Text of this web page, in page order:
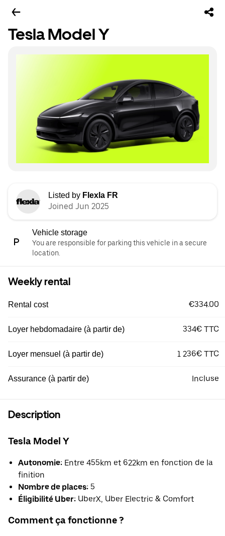
Tesla Model Y
Listed by Flexla FR
Joined Jun 2025
Vehicle storage
You are responsible for parking this vehicle in a secure
location.
Weekly rental
Rental cost €334.00
Loyer hebdomadaire (à partir de) 334€ TTC
Loyer mensuel (à partir de) 1 236€ TTC
Assurance (à partir de) Incluse
Description
Tesla Model Y
Autonomie: Entre 455km et 622km en fonction de la
finition
Nombre de places: 5
Éligibilité Uber: UberX, Uber Electric & Comfort
Comment ça fonctionne ?